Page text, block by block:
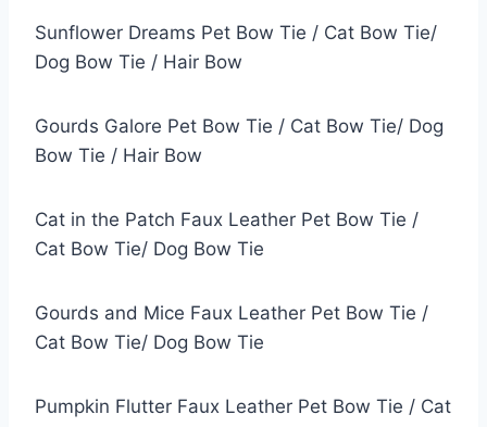
Sunflower Dreams Pet Bow Tie / Cat Bow Tie/
Dog Bow Tie / Hair Bow
Gourds Galore Pet Bow Tie / Cat Bow Tie/ Dog
Bow Tie / Hair Bow
Cat in the Patch Faux Leather Pet Bow Tie /
Cat Bow Tie/ Dog Bow Tie
Gourds and Mice Faux Leather Pet Bow Tie /
Cat Bow Tie/ Dog Bow Tie
Pumpkin Flutter Faux Leather Pet Bow Tie / Cat